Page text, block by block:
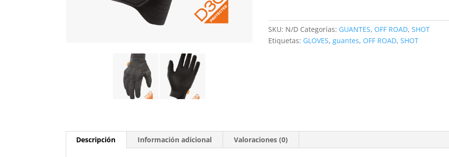
SKU: N/D Categorías: GUANTES, OFF ROAD,SHOT
Etiquetas: GLOVES,guantes, OFF ROAD,SHOT
Descripción Información adicional Valoraciones (0)